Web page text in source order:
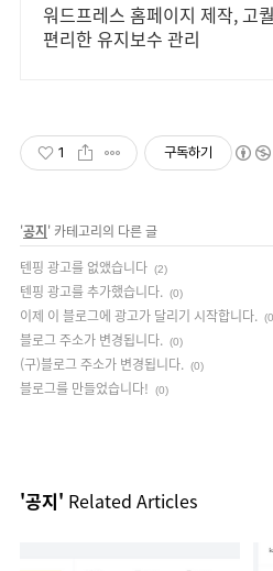
워드프레스 홈페이지 제작, 고
편리한 유지보수 관리
1 구독하기
'공지' 카테고리의 다른 글
텐핑 광고를 없앴습니다 (2)
텐핑 광고를 추가했습니다. (0)
이제 이 블로그에 광고가 달리기 시작합니다.
블로그 주소가 변경됩니다. (0)
(구)블로그 주소가 변경됩니다. (0)
블로그를 만들었습니다! (0)
'공지' Related Articles